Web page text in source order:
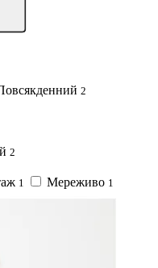
2
2
1 Мереживо 1